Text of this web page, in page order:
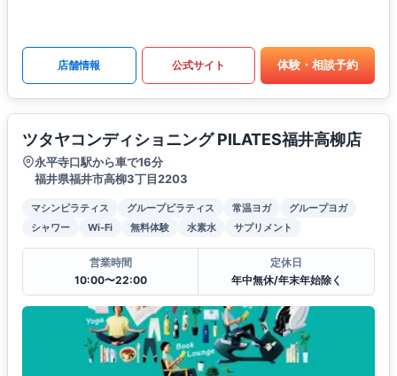
店舗情報 公式サイト 体験・相談予約
ツタヤコンディショニング PILATES福井高柳店
永平寺口駅から車で16分
福井県福井市高柳3丁目2203
マシンピラティス グループピラティス 常温ヨガ
グループヨガ
シャワー
Wi-Fi 無料体験 水素水 サプリメント
営業時間
10:00〜22:00
定休日
年中無休/年末年始除く